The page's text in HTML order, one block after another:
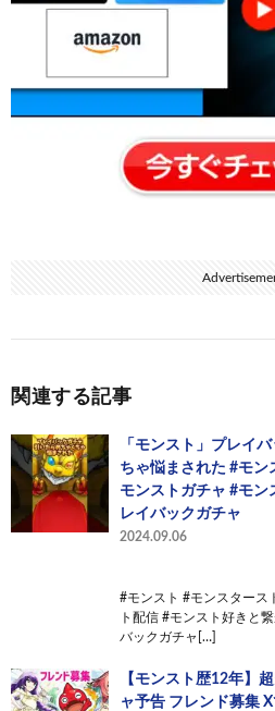
関連する記事
「モンスト」プレイ
ちゃ悩まされた #モン
モンストガチャ​ #モン
レイバックガチャ​
2024.09.06
#モンスト​ #モンスタース
ト配信​ #モンスト好きと
バックガチャ​[…]
【モンスト歴12年】
ャ予告 フレンド募集